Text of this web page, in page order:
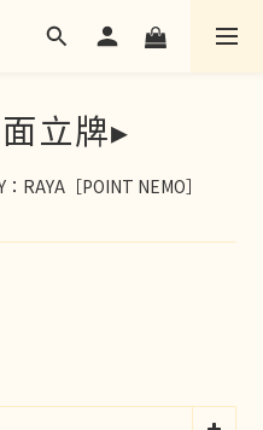
立牌▸
RAYA［POINT NEMO］